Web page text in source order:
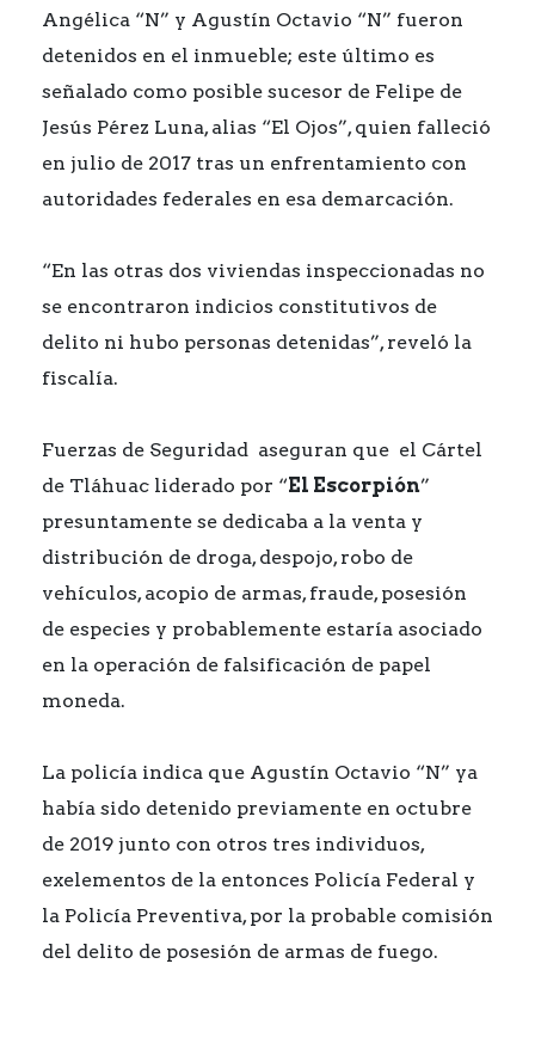
Angélica “N” y Agustín Octavio “N” fueron
detenidos en el inmueble; este último es
señalado como posible sucesor de Felipe de
Jesús Pérez Luna, alias “El Ojos”, quien falleció
en julio de 2017 tras un enfrentamiento con
autoridades federales en esa demarcación.
“En las otras dos viviendas inspeccionadas no
se encontraron indicios constitutivos de
delito ni hubo personas detenidas”, reveló la
fiscalía.
Fuerzas de Seguridad aseguran que el Cártel
de Tláhuac liderado por “El Escorpión”
presuntamente se dedicaba a la venta y
distribución de droga, despojo, robo de
vehículos, acopio de armas, fraude, posesión
de especies y probablemente estaría asociado
en la operación de falsificación de papel
moneda.
La policía indica que Agustín Octavio “N” ya
había sido detenido previamente en octubre
de 2019 junto con otros tres individuos,
exelementos de la entonces Policía Federal y
la Policía Preventiva, por la probable comisión
del delito de posesión de armas de fuego.